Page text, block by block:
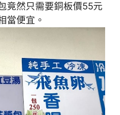
竟然只需要銅板價55元
當便宜。